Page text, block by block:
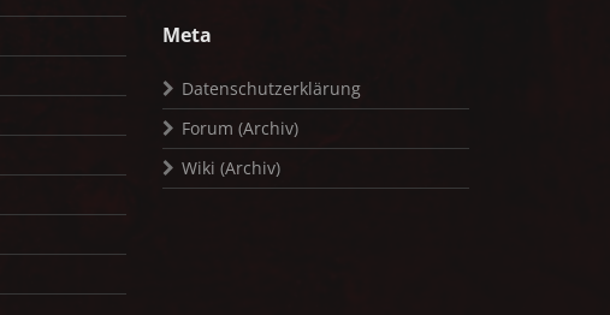
Meta
Datenschutzerklärung
Forum (Archiv)
Wiki (Archiv)